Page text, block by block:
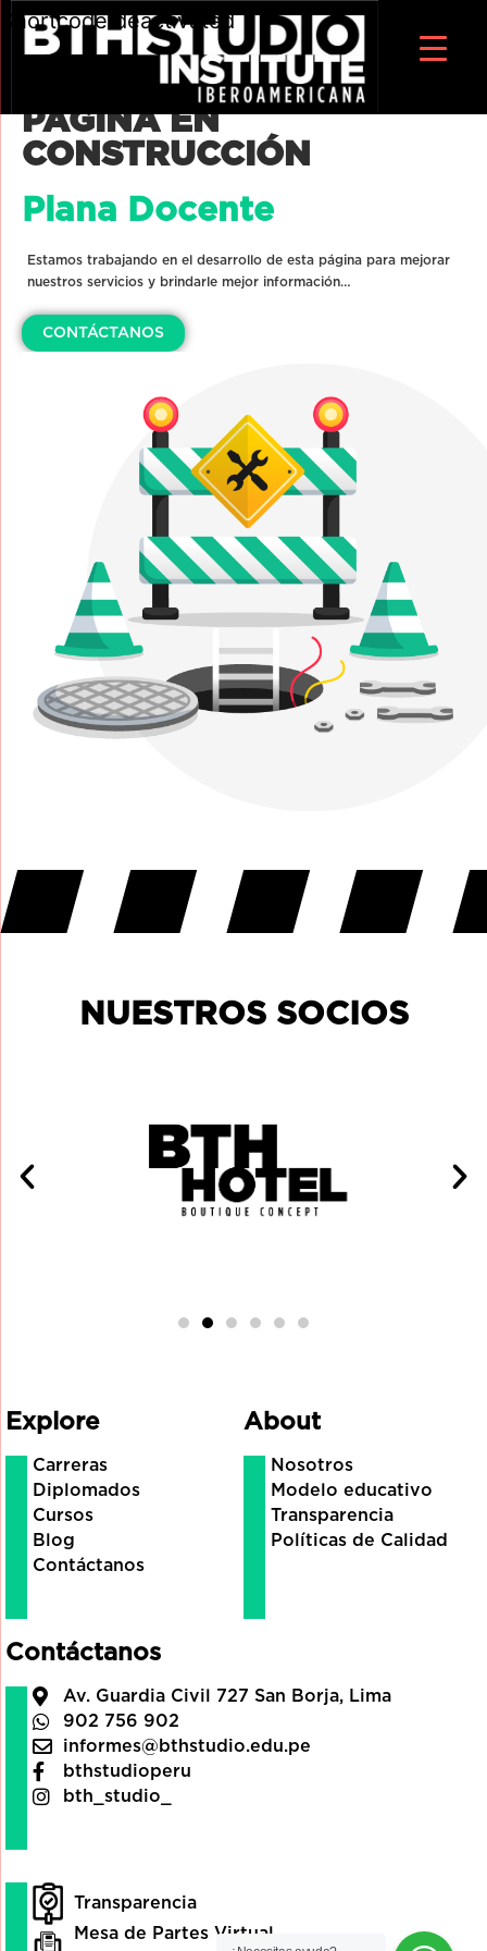
Shortcode deactivated
PÁGINA EN
CONSTRUCCIÓN
Plana Docente
Estamos trabajando en el desarrollo de esta página para mejorar
nuestros servicios y brindarle mejor información…
CONTÁCTANOS
NUESTROS SOCIOS
Explore
Carreras
Diplomados
Cursos
Blog
Contáctanos
About
Nosotros
Modelo educativo
Transparencia
Políticas de Calidad
Contáctanos
Av. Guardia Civil 727 San Borja, Lima
902 756 902
informes@bthstudio.edu.pe
bthstudioperu
bth_studio_
Transparencia
Mesa de Partes Virtual